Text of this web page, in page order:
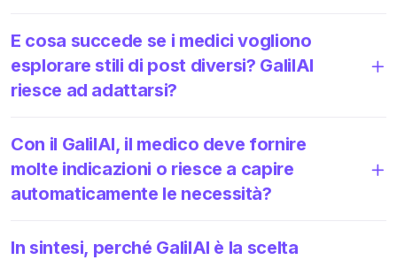
E cosa succede se i medici vogliono
esplorare stili di post diversi? GalilAI
riesce ad adattarsi?
Con il GalilAI, il medico deve fornire
molte indicazioni o riesce a capire
automaticamente le necessità?
In sintesi, perché GalilAI è la scelta